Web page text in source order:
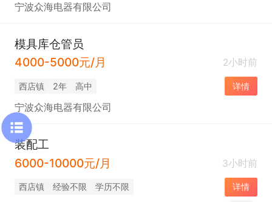
宁波众海电器有限公司
模具库仓管员
4000-5000元/月
2小时前
西店镇 2年 高中 详情
宁波众海电器有限公司
装配工
6000-10000元/月
3小时前
西店镇 经验不限 学历不限 详情